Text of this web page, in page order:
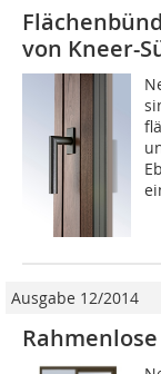
von Kneer-
Ausgabe 12/2014